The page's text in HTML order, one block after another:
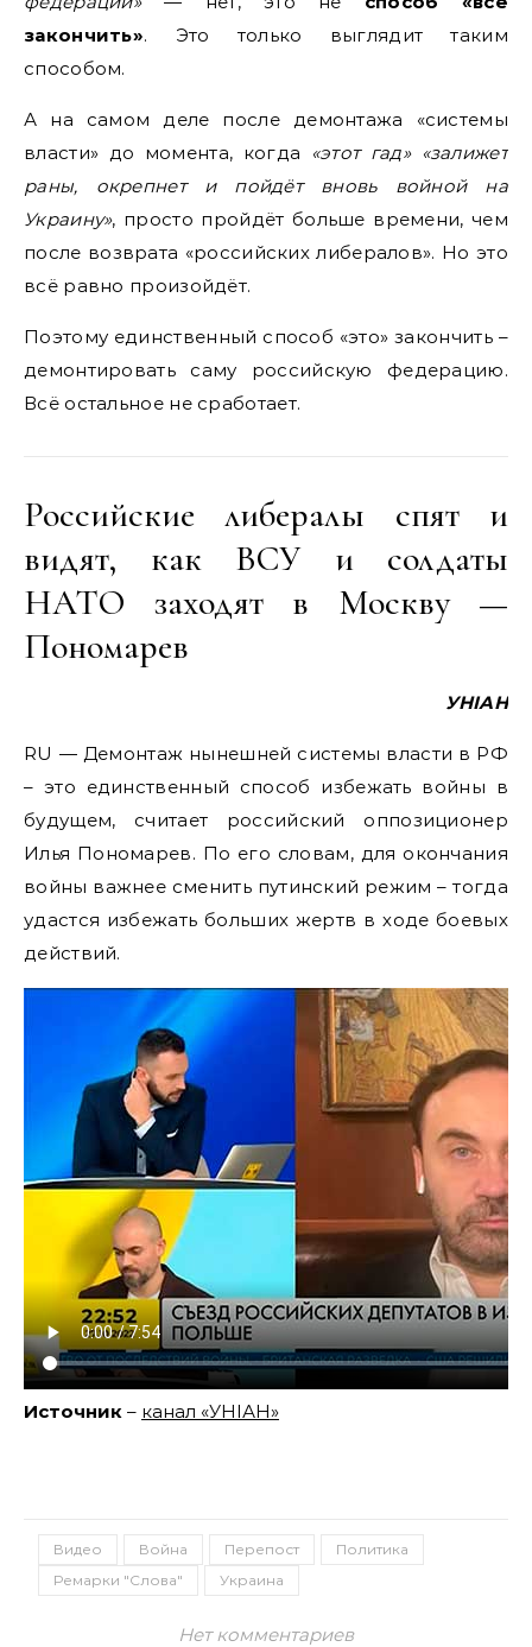
закончить». Это только выглядит таким
способом.
А на самом деле после демонтажа «системы
власти» до момента, когда
«этот гад» «залижет
раны, окрепнет и пойдёт вновь войной на
Украину», просто пройдёт больше времени, чем
после возврата «российских либералов». Но это
всё равно произойдёт.
Поэтому единственный способ «это» закончить –
демонтировать саму российскую федерацию.
Всё остальное не сработает.
Российские либералы спят и
видят, как ВСУ и солдаты
НАТО заходят в Москву —
Пономарев
УНІАН
RU — Демонтаж нынешней системы власти в РФ
– это единственный способ избежать войны в
будущем, считает российский оппозиционер
Илья Пономарев. По его словам, для окончания
войны важнее сменить путинский режим – тогда
удастся избежать больших жертв в ходе боевых
действий.
Источник – канал «УНІАН»
Видео Война Перепост
Политика
Ремарки "Слова"
Украина
Нет комментариев